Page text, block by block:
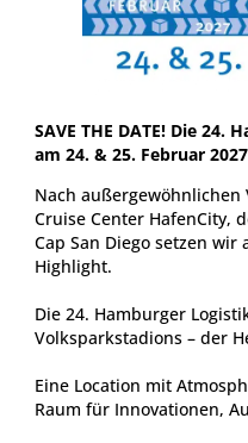
SAVE THE DATE! Die
am 24. & 25. Februar
Nach
Cruise Center HafenCity,
Cap San Diego setzen
Highlight.
Die 24. Hamburger
Volksparkstadions – der
Eine Location mit
Raum für Innovationen,